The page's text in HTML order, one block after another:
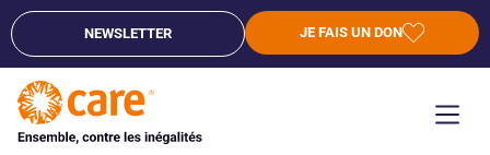
NEWSLETTER JE FAIS UN DON